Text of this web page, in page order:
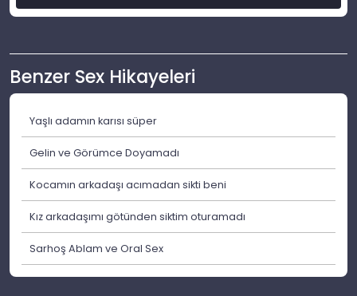
Benzer Sex Hikayeleri
Yaşlı adamın karısı süper
Gelin ve Görümce Doyamadı
Kocamın arkadaşı acımadan sikti beni
Kız arkadaşımı götünden siktim oturamadı
Sarhoş Ablam ve Oral Sex